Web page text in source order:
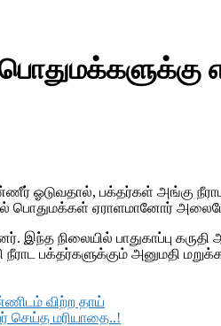
பொதுமக்களுக்கு
ஓடுவதால், பக்தர்கள் அங்கு
பொதுமக்கள் ஏராளமானோர்
இந்த நிலையில் பாதுகாப்பு
பக்தர்களுக்கும் அனுமதி
விற்ற தாய்
செய்த மரியாதை..!